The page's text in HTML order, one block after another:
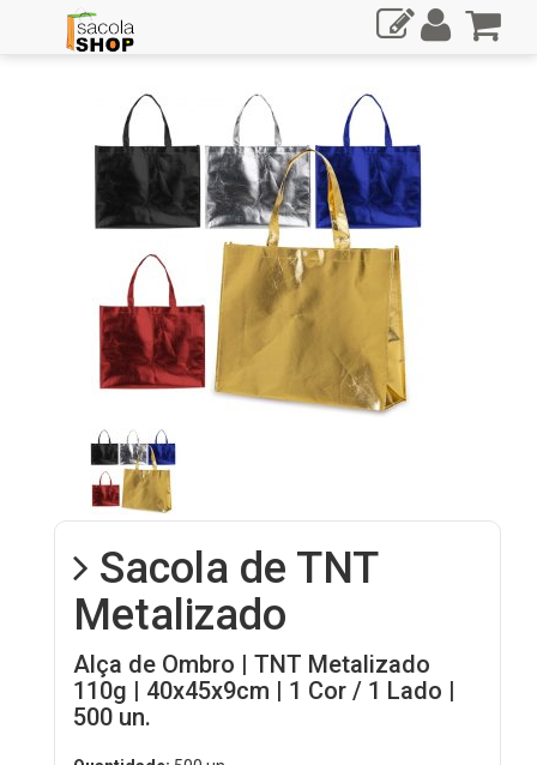
Sacola de TNT
Metalizado
Alça de Ombro | TNT Metalizado
110g | 40x45x9cm | 1 Cor / 1 Lado |
500 un.